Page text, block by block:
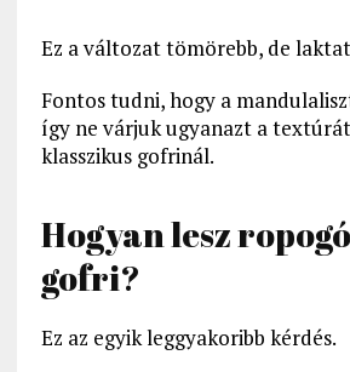
Ez a változat tömörebb, de
Fontos tudni, hogy a
így ne várjuk ugyanazt a
klasszikus gofrinál.
Hogyan lesz
gofri?
Ez az egyik leggyakoribb kérdés.